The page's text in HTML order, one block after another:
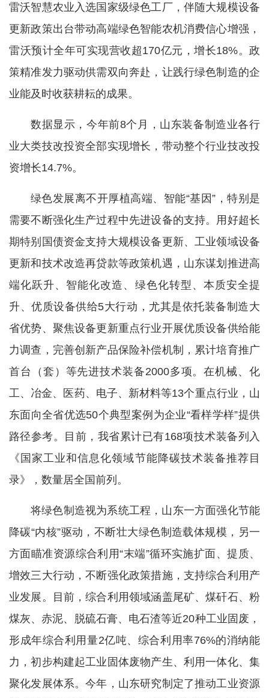
雷沃智慧农业入选国家级绿色工厂，伴随大规模设备
更新政策出台带动高端绿色智能农机消费信心增强，
雷沃预计全年可实现营收超170亿元，增长18%。政
策精准发力驱动供需双向奔赴，让践行绿色制造的企
业能及时收获耕耘的成果。
数据显示，今年前8个月，山东装备制造业各行
业大类技改投资全部实现增长，带动整个行业技改投
资增长14.7%。
绿色发展离不开厚植高端、智能“基因”，特别是
需要不断强化生产过程中先进设备的支持。用好超长
期特别国债资金支持大规模设备更新、工业领域设备
更新和技术改造再贷款等政策机遇，山东谋划推进高
端化跃升、智能化改造、绿色化转型、本质安全提
升、优质设备供给5大行动，尤其是依托装备制造大
省优势、聚焦设备更新重点行业开展优质设备供给能
力调查，完善创新产品保险补偿机制，累计培育推广
首台（套）等先进技术装备2000多项。在机械、化
工、冶金、医药、电子、新材料等13个重点行业，山
东面向全省优选50个典型案例为企业“看样学样”提供
路径参考。目前，我省累计已有168项技术装备列入
《国家工业和信息化领域节能降碳技术装备推荐目
录》，数量居全国前列。
将绿色制造视为系统工程，山东一方面强化节能
降碳“内核”驱动，不断壮大绿色制造载体规模，另一
方面瞄准资源综合利用“末端”循环实施扩面、提质、
增效三大行动，不断强化政策措施，支持综合利用产
业发展。目前，综合利用领域涵盖尾矿、煤矸石、粉
煤灰、赤泥、脱硫石膏、电石渣等近20种工业固废，
形成年综合利用量2亿吨、综合利用率76%的消纳能
力，初步构建起工业固体废物产生、利用一体化、集
聚化发展体系。今年，山东研究制定了推动工业资源